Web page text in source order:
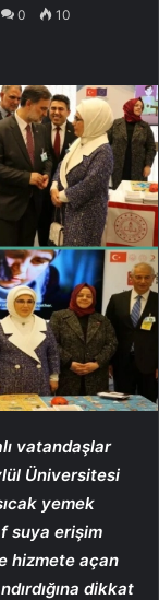
0 10
vatandaşlar
Üniversitesi
yemek
suya erişim
hizmete açan
dikkat